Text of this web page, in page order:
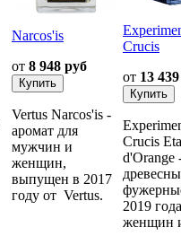
Narcos'is
от 8 948 руб
Vertus Narcos'is -
аромат для
мужчин и
женщин,
выпущен в 2017
году от Vertus.
Crucis
от 13
Crucis
d'Orange
2019
женщин